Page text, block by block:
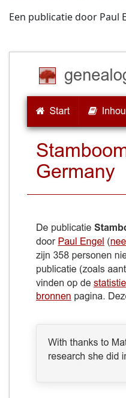
Een publicatie door Paul